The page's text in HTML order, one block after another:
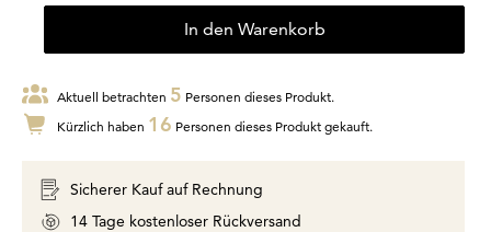
In den Warenkorb
Aktuell betrachten 5 Personen dieses Produkt.
Kürzlich haben 16 Personen dieses Produkt gekauft.
Sicherer Kauf auf Rechnung
14 Tage kostenloser Rückversand